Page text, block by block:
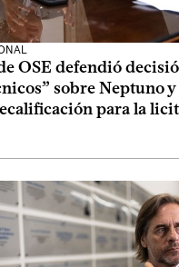
OSE defendió
sobre Neptuno
para la